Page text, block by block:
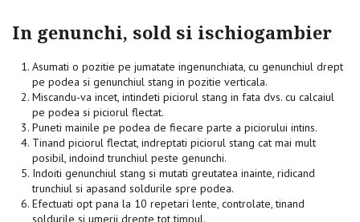
In genunchi, sold si ischiogambier
Asumati o pozitie pe jumatate ingenunchiata, cu genunchiul drept
pe podea si genunchiul stang in pozitie verticala.
Miscandu-va incet, intindeti piciorul stang in fata dvs. cu calcaiul
pe podea si piciorul flectat.
Puneti mainile pe podea de fiecare parte a piciorului intins.
Tinand piciorul flectat, indreptati piciorul stang cat mai mult
posibil, indoind trunchiul peste genunchi.
Indoiti genunchiul stang si mutati greutatea inainte, ridicand
trunchiul si apasand soldurile spre podea.
Efectuati opt pana la 10 repetari lente, controlate, tinand
soldurile si umerii drepte tot timpul.